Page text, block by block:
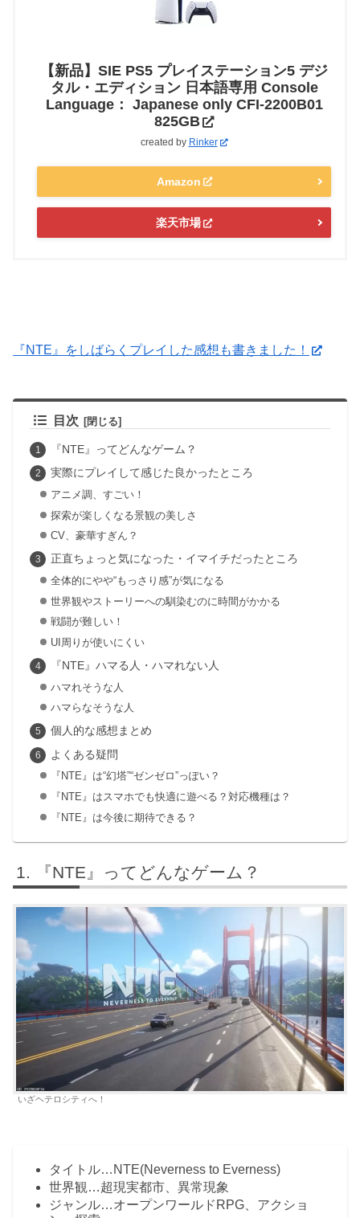
【新品】SIE PS5 プレイステーション5 デジ
タル・エディション 日本語専用 Console
Language： Japanese only CFI-2200B01
825GB
created by Rinker
Amazon
楽天市場
『NTE』をしばらくプレイした感想も書きました！
目次
『NTE』ってどんなゲーム？
実際にプレイして感じた良かったところ
アニメ調、すごい！
探索が楽しくなる景観の美しさ
CV、豪華すぎん？
正直ちょっと気になった・イマイチだったところ
全体的にやや“もっさり感”が気になる
世界観やストーリーへの馴染むのに時間がかかる
戦闘が難しい！
UI周りが使いにくい
『NTE』ハマる人・ハマれない人
ハマれそうな人
ハマらなそうな人
個人的な感想まとめ
よくある疑問
『NTE』は“幻塔”“ゼンゼロ”っぽい？
『NTE』はスマホでも快適に遊べる？対応機種は？
『NTE』は今後に期待できる？
『NTE』ってどんなゲーム？
いざヘテロシティへ！
タイトル…NTE(Neverness to Everness)
世界観…超現実都市、異常現象
ジャンル…オープンワールドRPG、アクショ